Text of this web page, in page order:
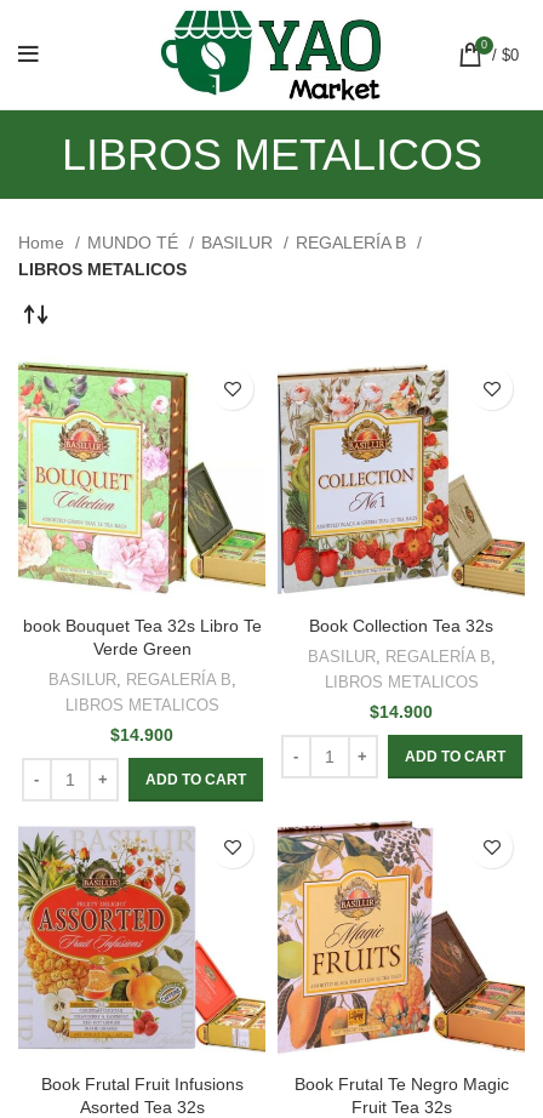
0
/ $0
LIBROS METALICOS
Home MUNDO TÉ BASILUR
REGALERÍA B
LIBROS METALICOS
book Bouquet Tea 32s Libro Te
Verde Green
BASILUR, REGALERÍA B,
LIBROS METALICOS
$14.900
ADD TO CART
Book Collection Tea 32s
BASILUR, REGALERÍA B,
LIBROS METALICOS
$14.900
ADD TO CART
Book Frutal Fruit Infusions
Asorted Tea 32s
Book Frutal Te Negro Magic
Fruit Tea 32s